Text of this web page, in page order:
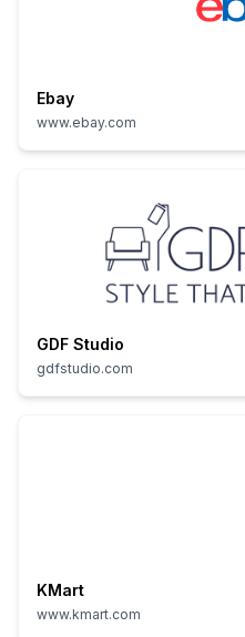
Ebay
www.ebay.com
GDF Studio
gdfstudio.com
KMart
www.kmart.com